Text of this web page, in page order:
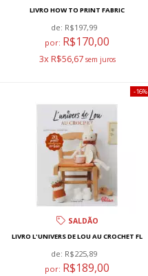
LIVRO HOW TO PRINT FABRIC
de: R$197,99
por: R$170,00
3x R$56,67
SALDÃO
LIVRO L'UNIVERS DE LOU AU CROCHET FL
de: R$225,89
por: R$189,00
16%